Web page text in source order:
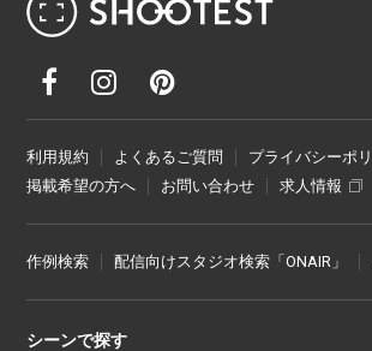
利用規約 よくあるご質問
プライバシーポ
掲載希望の方へ
お問い合わせ 求人情報
作例検索 配信向けスタジオ検索「ONAIR」
シーンで探す